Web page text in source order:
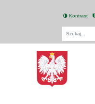
Kontrast